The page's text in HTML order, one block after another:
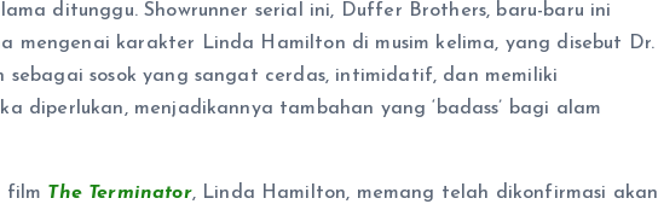
ditunggu. Showrunner serial ini, Duffer Brothers, baru-baru ini
mengenai karakter Linda Hamilton di musim kelima, yang disebut Dr.
sosok yang sangat cerdas, intimidatif, dan memiliki
diperlukan, menjadikannya tambahan yang ‘badass’ bagi alam
film The Terminator, Linda Hamilton, memang telah dikonfirmasi akan